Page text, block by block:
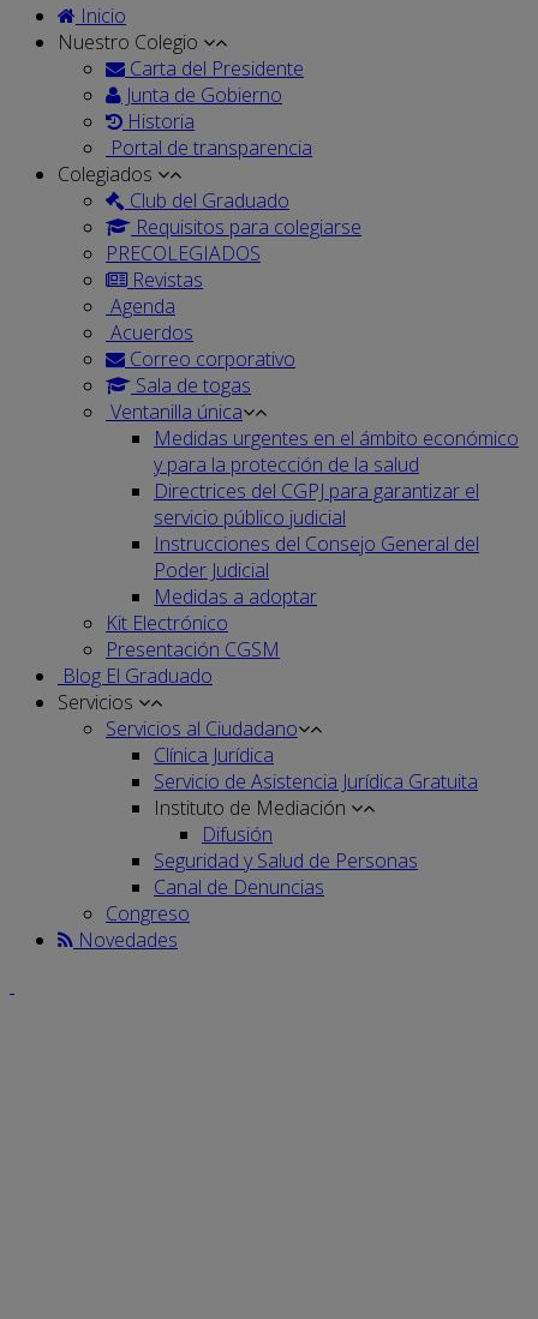
Inicio
Nuestro Colegio
Carta del Presidente
Junta de Gobierno
Historia
Portal de transparencia
Colegiados
Club del Graduado
Requisitos para colegiarse
PRECOLEGIADOS
Revistas
Agenda
Acuerdos
Correo corporativo
Sala de togas
Ventanilla única
Medidas urgentes en el ámbito económico
y para la protección de la salud
Directrices del CGPJ para garantizar el
servicio público judicial
Instrucciones del Consejo General del
Poder Judicial
Medidas a adoptar
Kit Electrónico
Presentación CGSM
Blog El Graduado
Servicios
Servicios al Ciudadano
Clínica Jurídica
Servicio de Asistencia Jurídica Gratuita
Instituto de Mediación
Difusión
Seguridad y Salud de Personas
Canal de Denuncias
Congreso
Novedades